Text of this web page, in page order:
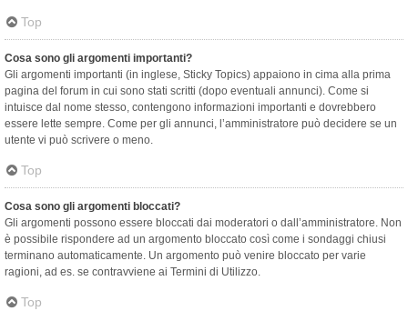
Top
Cosa sono gli argomenti importanti?
Gli argomenti importanti (in inglese, Sticky Topics) appaiono in cima alla prima
pagina del forum in cui sono stati scritti (dopo eventuali annunci). Come si
intuisce dal nome stesso, contengono informazioni importanti e dovrebbero
essere lette sempre. Come per gli annunci, l’amministratore può decidere se un
utente vi può scrivere o meno.
Top
Cosa sono gli argomenti bloccati?
Gli argomenti possono essere bloccati dai moderatori o dall’amministratore. Non
è possibile rispondere ad un argomento bloccato così come i sondaggi chiusi
terminano automaticamente. Un argomento può venire bloccato per varie
ragioni, ad es. se contravviene ai Termini di Utilizzo.
Top